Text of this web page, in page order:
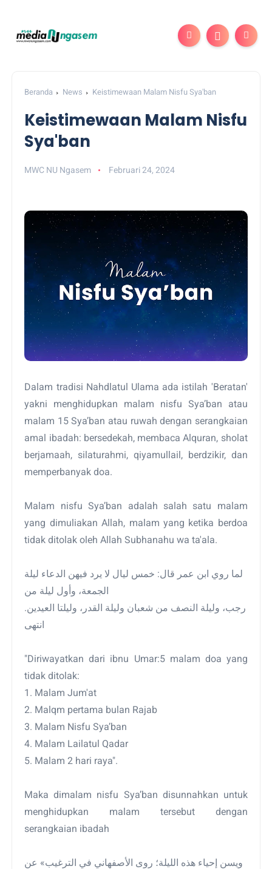
Beranda News Keistimewaan Malam Nisfu Sya'ban
Keistimewaan Malam Nisfu
Sya'ban
MWC NU Ngasem Februari 24, 2024
Dalam tradisi Nahdlatul Ulama ada istilah 'Beratan'
yakni menghidupkan malam nisfu Sya’ban atau
malam 15 Sya’ban atau ruwah dengan serangkaian
amal ibadah: bersedekah, membaca Alquran, sholat
berjamaah, silaturahmi, qiyamullail, berdzikir, dan
memperbanyak doa.
Malam nisfu Sya’ban adalah salah satu malam
yang dimuliakan Allah, malam yang ketika berdoa
tidak ditolak oleh Allah Subhanahu wa ta'ala.
لما روي ابن عمر قال: خمس ليال لا يرد فيهن الدعاء ليلة
الجمعة، وأول ليلة من
رجب، وليلة النصف من شعبان وليلة القدر، وليلتا العيدين.
انتهى
"Diriwayatkan dari ibnu Umar:5 malam doa yang
tidak ditolak:
1. Malam Jum'at
2. Malqm pertama bulan Rajab
3. Malam Nisfu Sya’ban
4. Malam Lailatul Qadar
5. Malam 2 hari raya".
Maka dimalam nisfu Sya’ban disunnahkan untuk
menghidupkan malam tersebut dengan
serangkaian ibadah
ويسن إحياء هذه الليلة؛ روى الأصفهاني في الترغيب» عن